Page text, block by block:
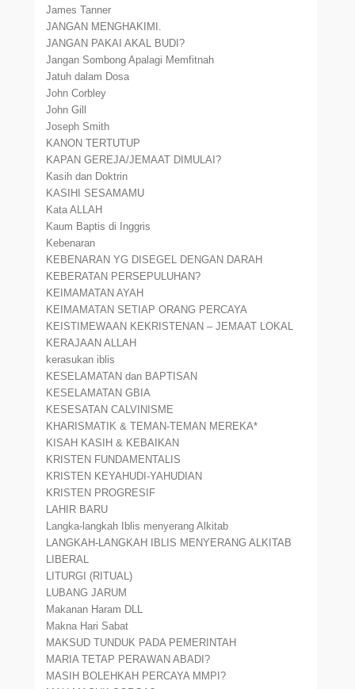
James Tanner
JANGAN MENGHAKIMI.
JANGAN PAKAI AKAL BUDI?
Jangan Sombong Apalagi Memfitnah
Jatuh dalam Dosa
John Corbley
John Gill
Joseph Smith
KANON TERTUTUP
KAPAN GEREJA/JEMAAT DIMULAI?
Kasih dan Doktrin
KASIHI SESAMAMU
Kata ALLAH
Kaum Baptis di Inggris
Kebenaran
KEBENARAN YG DISEGEL DENGAN DARAH
KEBERATAN PERSEPULUHAN?
KEIMAMATAN AYAH
KEIMAMATAN SETIAP ORANG PERCAYA
KEISTIMEWAAN KEKRISTENAN – JEMAAT LOKAL
KERAJAAN ALLAH
kerasukan iblis
KESELAMATAN dan BAPTISAN
KESELAMATAN GBIA
KESESATAN CALVINISME
KHARISMATIK & TEMAN-TEMAN MEREKA*
KISAH KASIH & KEBAIKAN
KRISTEN FUNDAMENTALIS
KRISTEN KEYAHUDI-YAHUDIAN
KRISTEN PROGRESIF
LAHIR BARU
Langka-langkah Iblis menyerang Alkitab
LANGKAH-LANGKAH IBLIS MENYERANG ALKITAB
LIBERAL
LITURGI (RITUAL)
LUBANG JARUM
Makanan Haram DLL
Makna Hari Sabat
MAKSUD TUNDUK PADA PEMERINTAH
MARIA TETAP PERAWAN ABADI?
MASIH BOLEHKAH PERCAYA MMPI?